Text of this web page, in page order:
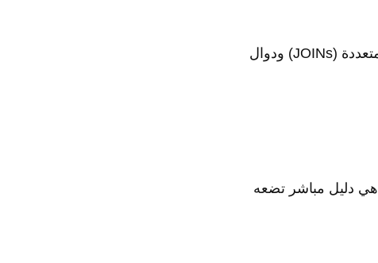
لتنتقل من الاستعلامات البسيطة إلى المعقدة التي تتضمن ربط جداول متعددة (JOINs) ودوال
بعد أن تعلمت المهارة، تحتاج إلى إثباتها. هذه الشارة من HackerRank هي دليل مباشر تضعه